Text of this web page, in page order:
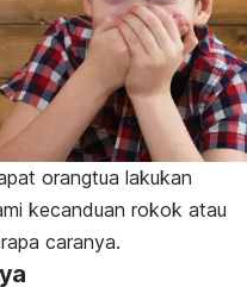
orangtua lakukan
kecanduan rokok atau
caranya.